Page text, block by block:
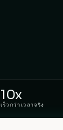
10x
เร็วกว่าเวลาจริง